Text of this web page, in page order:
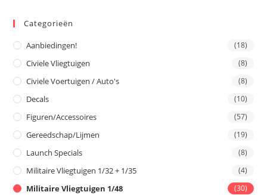
Categorieën
Aanbiedingen! (18)
Civiele Vliegtuigen (8)
Civiele Voertuigen / Auto's (8)
Decals (10)
Figuren/Accessoires (57)
Gereedschap/Lijmen (19)
Launch Specials (8)
Militaire Vliegtuigen 1/32 + 1/35 (4)
Militaire Vliegtuigen 1/48 (30)